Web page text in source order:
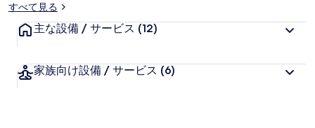
すべて見る
主な設備 / サービス (12)
家族向け設備 / サービス (6)